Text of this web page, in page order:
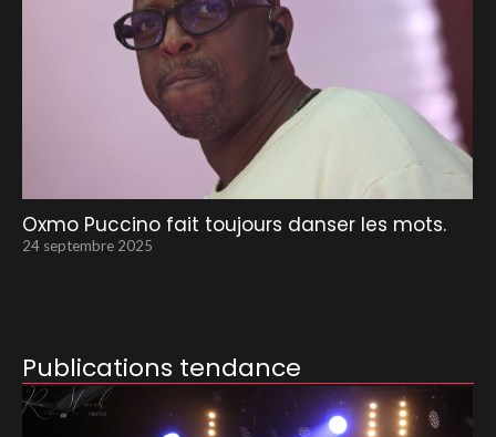
Oxmo Puccino fait toujours danser les mots.
24 septembre 2025
Publications tendance